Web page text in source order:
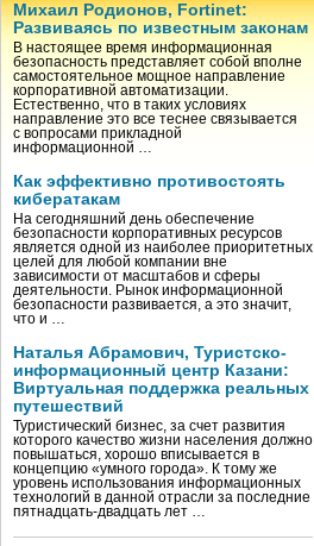
Михаил Родионов, Fortinet:
Развиваясь по известным законам
В настоящее время информационная
безопасность представляет собой вполне
самостоятельное мощное направление
корпоративной автоматизации.
Естественно, что в таких условиях
направление это все теснее связывается
с вопросами прикладной
информационной …
Как эффективно противостоять
кибератакам
На сегодняшний день обеспечение
безопасности корпоративных ресурсов
является одной из наиболее приоритетных
целей для любой компании вне
зависимости от масштабов и сферы
деятельности. Рынок информационной
безопасности развивается, а это значит,
что и …
Наталья Абрамович, Туристско-
информационный центр Казани:
Виртуальная поддержка реальных
путешествий
Туристический бизнес, за счет развития
которого качество жизни населения должно
повышаться, хорошо вписывается в
концепцию «умного города». К тому же
уровень использования информационных
технологий в данной отрасли за последние
пятнадцать-двадцать лет …